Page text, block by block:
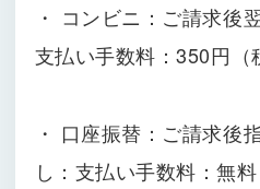
・ コンビニ：ご請求後
支払い手数料：350円（
・ 口座振替：ご請求後
し：支払い手数料：無料